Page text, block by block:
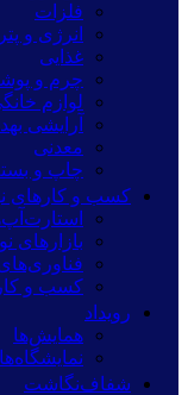
فلزات
انرژی و
غذایی
چرم و
لوازم
آرایشی
معدنی
چاپ و
کسب و کارهای
بازارهای
کسب و
رویداد
همایش‌ها
نمایشگاه‌ها
شفاف‌نگاشت